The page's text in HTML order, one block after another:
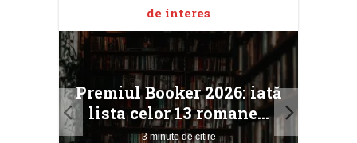
de interes
Premiul Booker 2026: iată
lista celor 13 romane...
3 minute de citire